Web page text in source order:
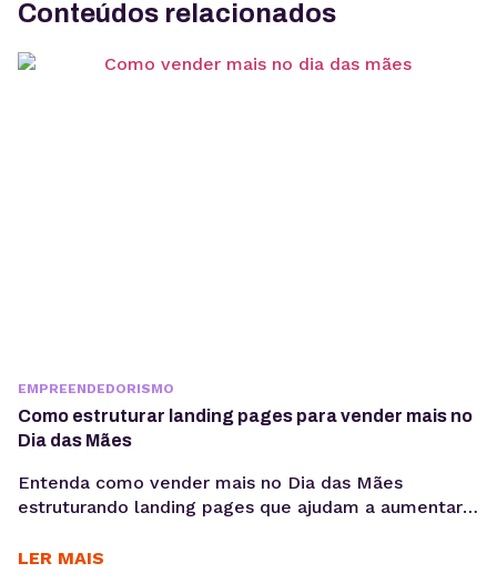
Conteúdos relacionados
EMPREENDEDORISMO
Como estruturar landing pages para vender mais no
Dia das Mães
Entenda como vender mais no Dia das Mães
estruturando landing pages que ajudam a aumentar
sustentar campanhas com apoio de performance e
LER MAIS